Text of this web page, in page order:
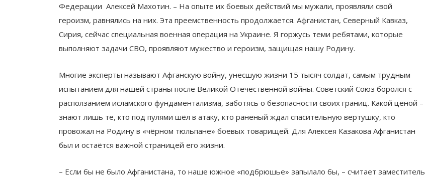
Федерации Алексей Махотин. – На опыте их боевых действий мы мужали, проявляли свой
героизм, равнялись на них. Эта преемственность продолжается. Афганистан, Северный Кавказ,
Сирия, сейчас специальная военная операция на Украине. Я горжусь теми ребятами, которые
выполняют задачи СВО, проявляют мужество и героизм, защищая нашу Родину.
Многие эксперты называют Афганскую войну, унесшую жизни 15 тысяч солдат, самым трудным
испытанием для нашей страны после Великой Отечественной войны. Советский Союз боролся с
расползанием исламского фундаментализма, заботясь о безопасности своих границ. Какой ценой –
знают лишь те, кто под пулями шёл в атаку, кто раненый ждал спасительную вертушку, кто
провожал на Родину в «чёрном тюльпане» боевых товарищей. Для Алексея Казакова Афганистан
был и остаётся важной страницей его жизни.
– Если бы не было Афганистана, то наше южное «подбрюшье» запылало бы, – считает заместитель